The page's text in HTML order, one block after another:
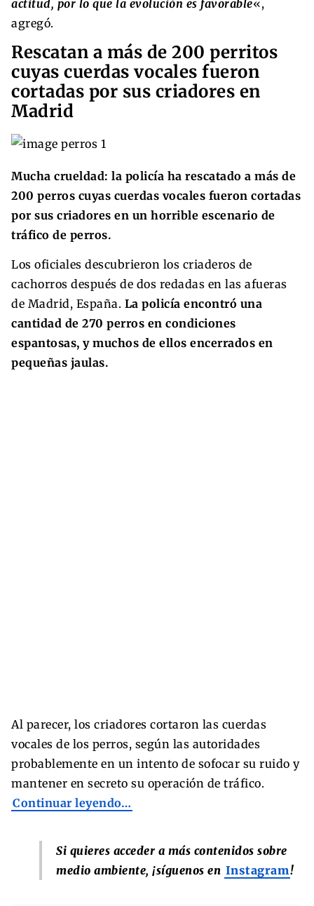
actitud, por lo que la evolución es favorable«,
agregó.
Rescatan a más de 200 perritos
cuyas cuerdas vocales fueron
cortadas por sus criadores en
Madrid
Mucha crueldad: la policía ha rescatado a más de
200 perros cuyas cuerdas vocales fueron cortadas
por sus criadores en un horrible escenario de
tráfico de perros.
Los oficiales descubrieron los criaderos de
cachorros después de dos redadas en las afueras
de Madrid, España. La policía encontró una
cantidad de 270 perros en condiciones
espantosas, y muchos de ellos encerrados en
pequeñas jaulas.
Al parecer, los criadores cortaron las cuerdas
vocales de los perros, según las autoridades
probablemente en un intento de sofocar su ruido y
mantener en secreto su operación de tráfico.
Continuar leyendo…
Si quieres acceder a más contenidos sobre
medio ambiente, ¡síguenos en Instagram!